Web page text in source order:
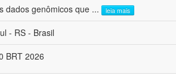
dados genômicos que ... leia mais
- RS - Brasil
BRT 2026